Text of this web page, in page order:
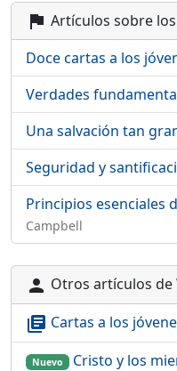
flag Artículos sobre
Doce cartas a los
Verdades
Una salvación tan
Seguridad y
Principios esenciales
Campbell
person Otros artículos de
library_books Cartas a los
Nuevo Cristo y los